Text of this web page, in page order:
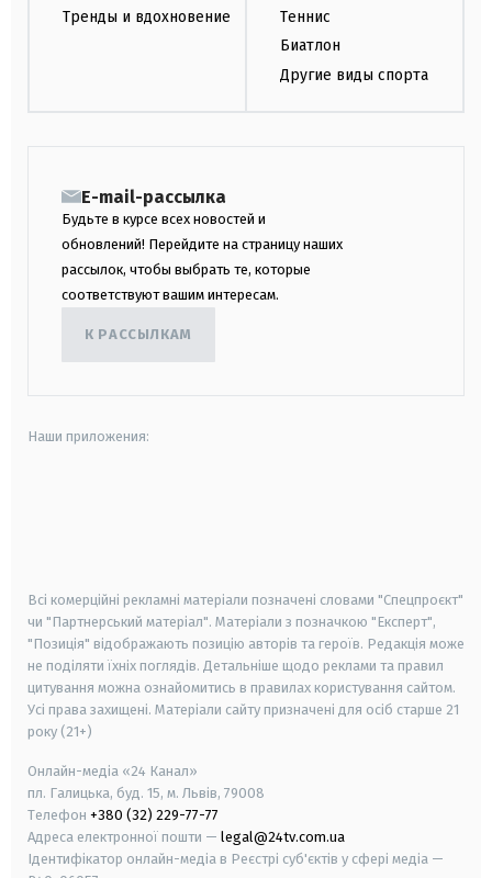
Тренды и вдохновение
Теннис
Биатлон
Другие виды спорта
E-mail-рассылка
Будьте в курсе всех новостей и
обновлений! Перейдите на страницу наших
рассылок, чтобы выбрать те, которые
соответствуют вашим интересам.
К РАССЫЛКАМ
Наши приложения:
Всі комерційні рекламні матеріали позначені словами "Спецпроєкт"
чи "Партнерський матеріал". Матеріали з позначкою "Експерт",
"Позиція" відображають позицію авторів та героїв. Редакція може
не поділяти їхніх поглядів. Детальніше щодо реклами та правил
цитування можна ознайомитись в правилах користування сайтом.
Усі права захищені. Матеріали сайту призначені для осіб старше 21
року (21+)
Онлайн-медіа «24 Канал»
пл. Галицька, буд. 15, м. Львів, 79008
Телефон +380 (32) 229-77-77
Адреса електронної пошти — legal@24tv.com.ua
Ідентифікатор онлайн-медіа в Реєстрі суб'єктів у сфері медіа —